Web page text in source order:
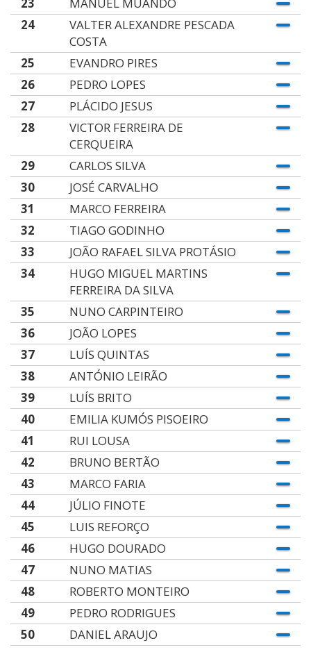
24
VALTER ALEXANDRE PESCADA
COSTA
25
EVANDRO PIRES
26
PEDRO LOPES
27
PLÁCIDO JESUS
28
VICTOR FERREIRA DE
CERQUEIRA
29
CARLOS SILVA
30
JOSÉ CARVALHO
31
MARCO FERREIRA
32
TIAGO GODINHO
33
JOÃO RAFAEL SILVA PROTÁSIO
34
HUGO MIGUEL MARTINS
FERREIRA DA SILVA
35
NUNO CARPINTEIRO
36
JOÃO LOPES
37
LUÍS QUINTAS
38
ANTÓNIO LEIRÃO
39
LUÍS BRITO
40
EMILIA KUMÓS PISOEIRO
41
RUI LOUSA
42
BRUNO BERTÃO
43
MARCO FARIA
44
JÚLIO FINOTE
45
LUIS REFORÇO
46
HUGO DOURADO
47
NUNO MATIAS
48
ROBERTO MONTEIRO
49
PEDRO RODRIGUES
50
DANIEL ARAUJO